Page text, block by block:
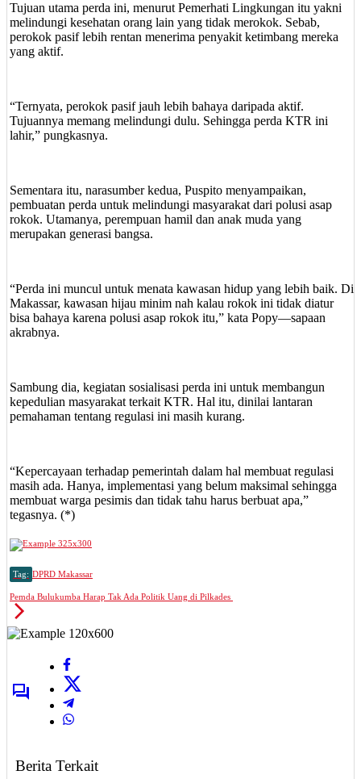
Tujuan utama perda ini, menurut Pemerhati Lingkungan itu yakni
melindungi kesehatan orang lain yang tidak merokok. Sebab,
perokok pasif lebih rentan menerima penyakit ketimbang mereka
yang aktif.
“Ternyata, perokok pasif jauh lebih bahaya daripada aktif.
Tujuannya memang melindungi dulu. Sehingga perda KTR ini
lahir,” pungkasnya.
Sementara itu, narasumber kedua, Puspito menyampaikan,
pembuatan perda untuk melindungi masyarakat dari polusi asap
rokok. Utamanya, perempuan hamil dan anak muda yang
merupakan generasi bangsa.
“Perda ini muncul untuk menata kawasan hidup yang lebih baik. Di
Makassar, kawasan hijau minim nah kalau rokok ini tidak diatur
bisa bahaya karena polusi asap rokok itu,” kata Popy—sapaan
akrabnya.
Sambung dia, kegiatan sosialisasi perda ini untuk membangun
kepedulian masyarakat terkait KTR. Hal itu, dinilai lantaran
pemahaman tentang regulasi ini masih kurang.
“Kepercayaan terhadap pemerintah dalam hal membuat regulasi
masih ada. Hanya, implementasi yang belum maksimal sehingga
membuat warga pesimis dan tidak tahu harus berbuat apa,”
tegasnya. (*)
Tag: DPRD Makassar
Pemda Bulukumba Harap Tak Ada Politik Uang di Pilkades
Berita Terkait